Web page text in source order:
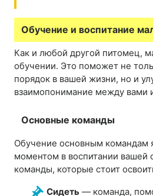
Обучение и воспитание
Как и любой другой питомец,
обучении. Это поможет не
порядок в вашей жизни, но и
взаимопонимание между вами
Основные команды
Обучение основным командам
моментом в воспитании вашей
команды, которые стоит
Сидеть — команда,